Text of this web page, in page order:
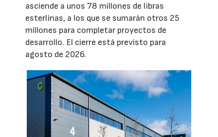
asciende a unos 78 millones de libras
esterlinas, a los que se sumarán otros 25
millones para completar proyectos de
desarrollo. El cierre está previsto para
agosto de 2026.